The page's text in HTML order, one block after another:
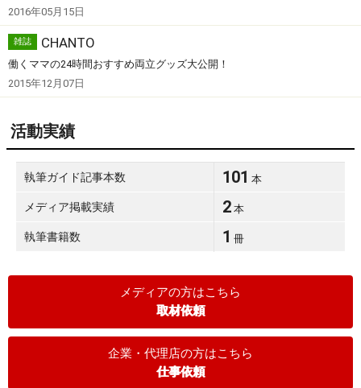
2016年05月15日
雑誌 CHANTO
働くママの24時間おすすめ両立グッズ大公開！
2015年12月07日
活動実績
執筆ガイド記事本数 101 本
メディア掲載実績 2 本
執筆書籍数 1 冊
メディアの方はこちら
取材依頼
企業・代理店の方はこちら
仕事依頼